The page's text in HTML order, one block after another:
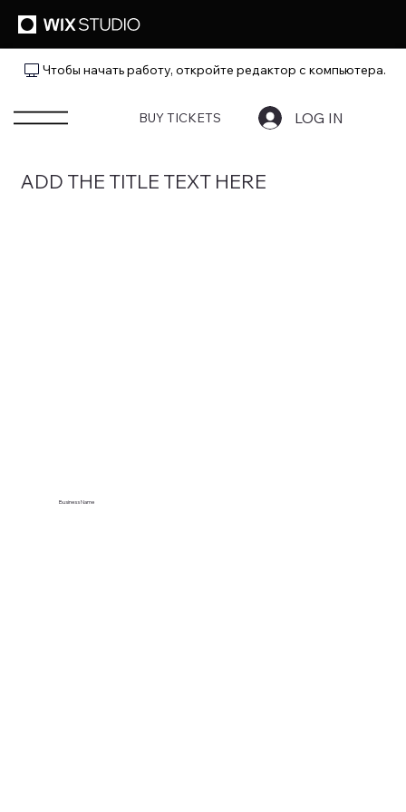
Чтобы начать работу, откройте редактор с компьютера.